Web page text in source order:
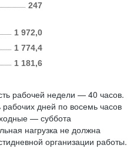
247
1 972,0
1 774,4
1 181,6
рабочей недели — 40 часов.
дней по восемь часов
— суббота
нагрузка не должна
организации работы.